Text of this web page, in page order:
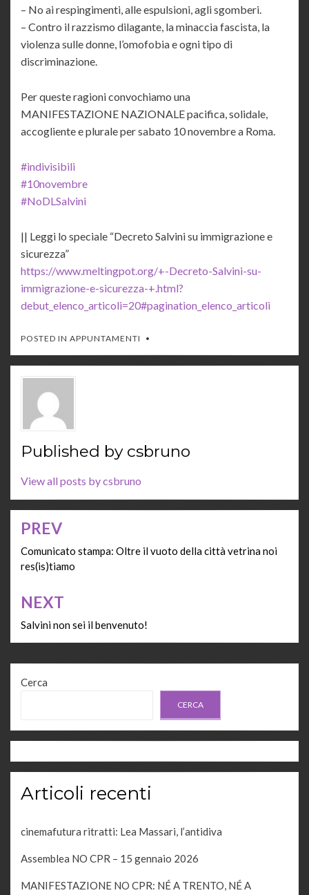
– No ai respingimenti, alle espulsioni, agli sgomberi.
– Contro il razzismo dilagante, la minaccia fascista, la
violenza sulle donne, l’omofobia e ogni tipo di
discriminazione.
Per queste ragioni convochiamo una
MANIFESTAZIONE NAZIONALE pacifica, solidale,
accogliente e plurale per sabato 10 novembre a Roma.
#indivisibili
#10novembre
#NoDLSalvini
|| Leggi lo speciale “Decreto Salvini su immigrazione e
sicurezza”
https://www.meltingpot.org/+-Decreto-Salvini-su-
immigrazione-e-sicurezza-+.html?
debut_elenco_articoli=20#pagination_elenco_articoli
POSTED IN APPUNTAMENTI
Published by csbruno
View all posts by csbruno
Navigazione
articoli
PREV
Comunicato stampa: Oltre il vuoto della città vetrina noi
res(is)tiamo
NEXT
Salvini non sei il benvenuto!
Cerca
CERCA
Articoli recenti
cinemafutura ritratti: Lea Massari, l’antidiva
Assemblea NO CPR – 15 gennaio 2026
MANIFESTAZIONE NO CPR: NÉ A TRENTO, NÉ A